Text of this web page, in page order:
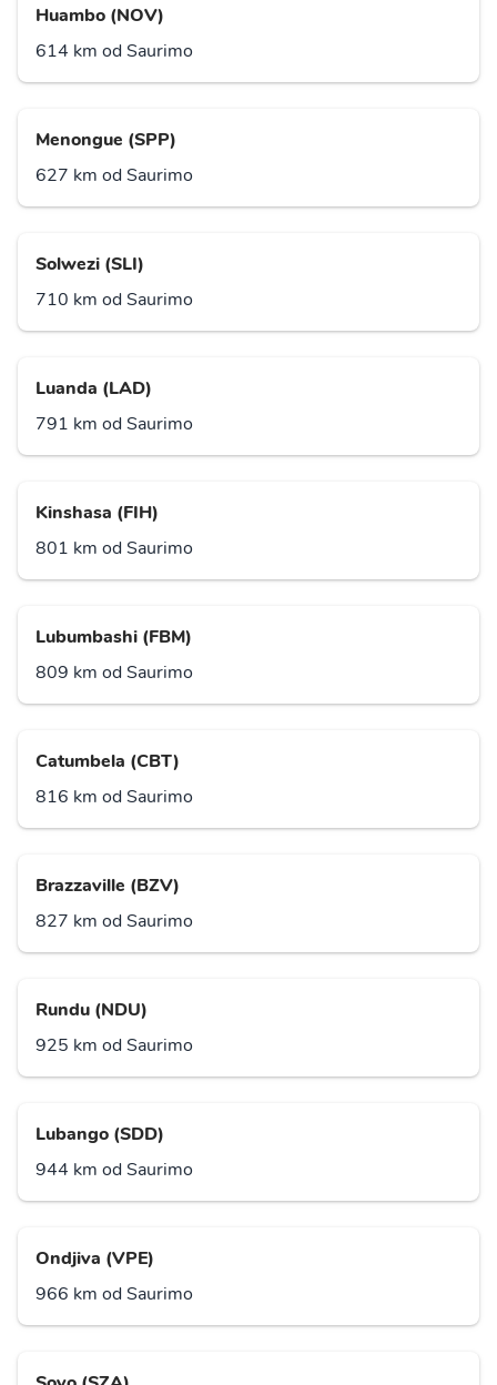
Huambo (NOV)
614 km od Saurimo
Menongue (SPP)
627 km od Saurimo
Solwezi (SLI)
710 km od Saurimo
Luanda (LAD)
791 km od Saurimo
Kinshasa (FIH)
801 km od Saurimo
Lubumbashi (FBM)
809 km od Saurimo
Catumbela (CBT)
816 km od Saurimo
Brazzaville (BZV)
827 km od Saurimo
Rundu (NDU)
925 km od Saurimo
Lubango (SDD)
944 km od Saurimo
Ondjiva (VPE)
966 km od Saurimo